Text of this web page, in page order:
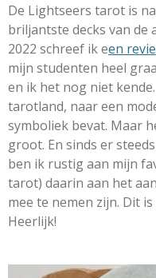
De Lightseers tarot is
briljantste decks van de
2022 schreef ik een
mijn studenten heel
en ik het nog niet
tarotland, naar een
symboliek bevat. Maar
groot. En sinds er
ben ik rustig aan mijn
tarot) daarin aan het
mee te nemen zijn. Dit
Heerlijk!